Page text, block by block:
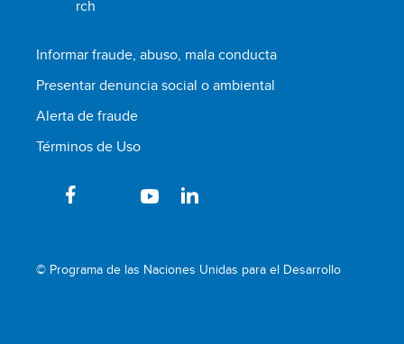
Informar fraude, abuso, mala conducta
Presentar denuncia social o ambiental
Alerta de fraude
Términos de Uso
© Programa de las Naciones Unidas para el Desarrollo